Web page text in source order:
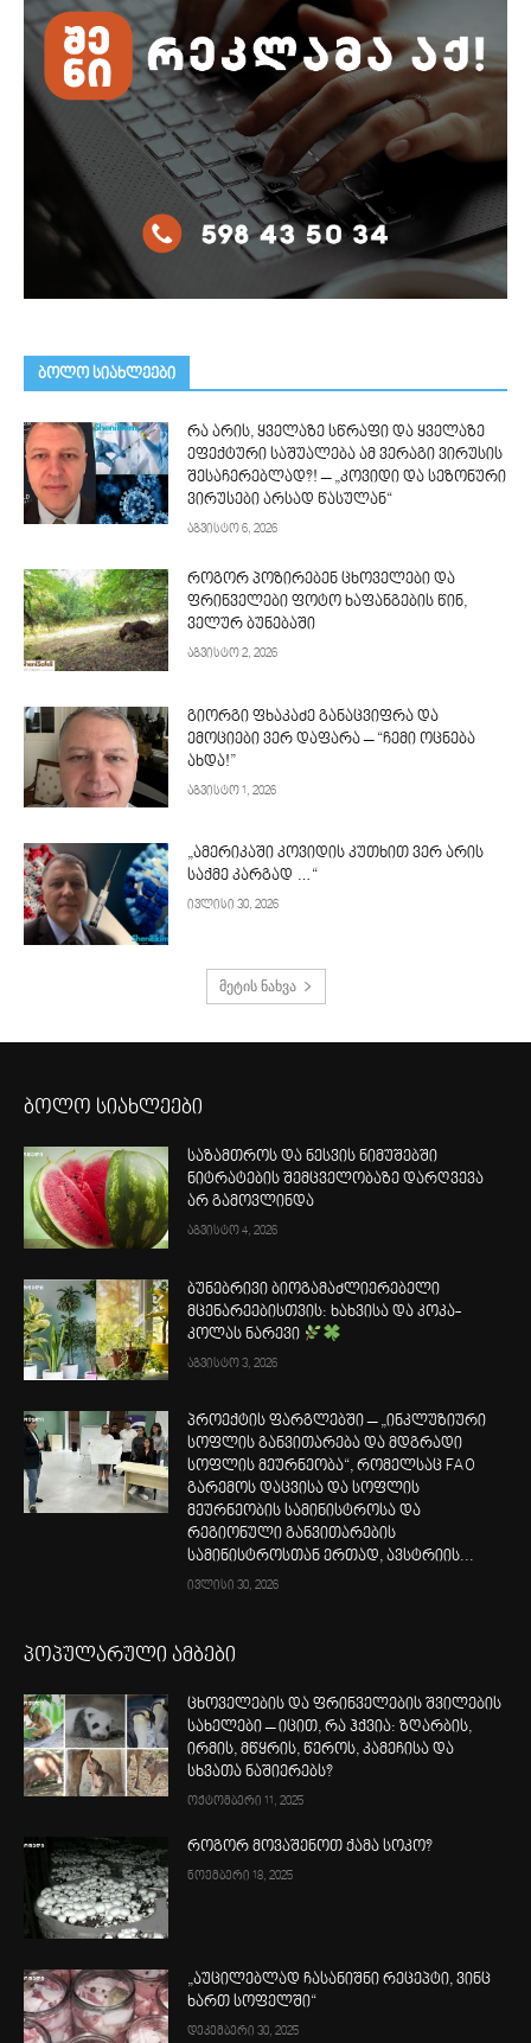
ᲑᲝᲚᲝ ᲡᲘᲐᲮᲚᲔᲔᲑᲘ
რა არის, ყველაზე სწრაფი და ყველაზე
ეფექტური საშუალება ამ ვერაგი ვირუსის
შესაჩერებლად?! – „კოვიდი და სეზონური
ვირუსები არსად წასულან“
აგვისტო 6, 2026
როგორ პოზირებენ ცხოველები და
ფრინველები ფოტო ხაფანგების წინ,
ველურ ბუნებაში
აგვისტო 2, 2026
გიორგი ფხაკაძე განაცვიფრა და
ემოციები ვერ დაფარა – “ჩემი ოცნება
ახდა!”
აგვისტო 1, 2026
„ამერიკაში კოვიდის კუთხით ვერ არის
საქმე კარგად …“
ივლისი 30, 2026
მეტის ნახვა
ბოლო სიახლეები
საზამთროს და ნესვის ნიმუშებში
ნიტრატების შემცველობაზე დარღვევა
არ გამოვლინდა
აგვისტო 4, 2026
ბუნებრივი ბიოგამაძლიერებელი
მცენარეებისთვის: ხახვისა და კოკა-
კოლას ნარევი
აგვისტო 3, 2026
პროექტის ფარგლებში – „ინკლუზიური
სოფლის განვითარება და მდგრადი
სოფლის მეურნეობა“, რომელსაც FAO
გარემოს დაცვისა და სოფლის
მეურნეობის სამინისტროსა და
რეგიონული განვითარების
სამინისტროსთან ერთად, ავსტრიის...
ივლისი 30, 2026
პოპულარული ამბები
ცხოველების და ფრინველების შვილების
სახელები – იცით, რა ჰქვია: ზღარბის,
ირმის, მწყრის, წეროს, კამეჩისა და
სხვათა ნაშიერებს?
ოქტომბერი 11, 2025
როგორ მოვაშენოთ ქამა სოკო?
ნოემბერი 18, 2025
„აუცილებლად ჩასანიშნი რეცეპტი, ვინც
ხართ სოფელში“
დეკემბერი 30, 2025